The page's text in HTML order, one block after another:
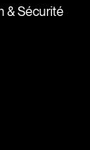
& Sécurité